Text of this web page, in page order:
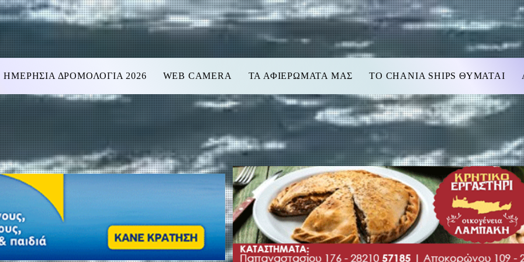
ΗΜΕΡΗΣΙΑ ΔΡΟΜΟΛΟΓΙΑ 2026 WEB CAMERA ΤΑ ΑΦΙΕΡΩΜΑΤΑ ΜΑΣ TO CHANIA SHIPS ΘΥΜΑΤΑΙ